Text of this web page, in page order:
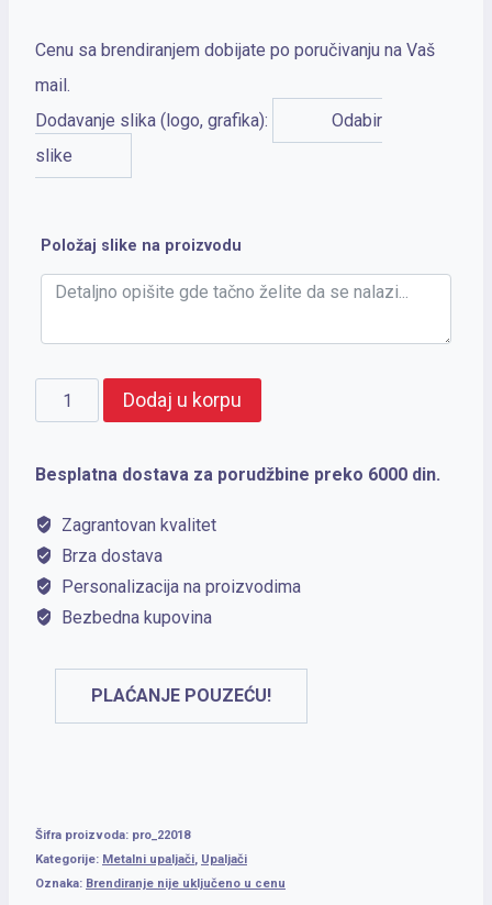
Cenu sa brendiranjem dobijate po poručivanju na Vaš
mail.
Dodavanje slika (logo, grafika):
Odabir
slike
Položaj slike na proizvodu
VICEROY
količina
Dodaj u korpu
Besplatna dostava za porudžbine preko 6000 din.
Zagrantovan kvalitet
Brza dostava
Personalizacija na proizvodima
Bezbedna kupovina
PLAĆANJE POUZEĆU!
Šifra proizvoda: pro_22018
Kategorije: Metalni upaljači, Upaljači
Oznaka: Brendiranje nije uključeno u cenu